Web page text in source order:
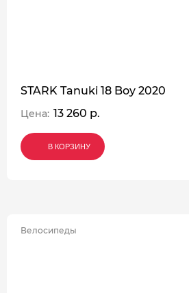
STARK Tanuki 18 Boy 2020
Цена: 13 260 р.
В КОРЗИНУ
В КОРЗИНУ
В КОРЗИНУ
Велосипеды